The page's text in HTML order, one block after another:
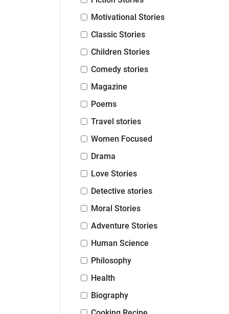
Motivational Stories
Classic Stories
Children Stories
Comedy stories
Magazine
Poems
Travel stories
Women Focused
Drama
Love Stories
Detective stories
Moral Stories
Adventure Stories
Human Science
Philosophy
Health
Biography